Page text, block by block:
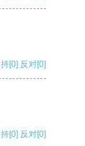
[0] 反对[0]
[0] 反对[0]